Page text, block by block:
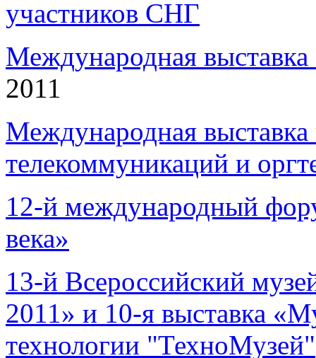
участников СНГ
Международная
2011
Международная
телекоммуникаций и
12-й международный
века»
13-й Всероссийский
2011» и 10-я выставка
технологии "ТехноМузей"